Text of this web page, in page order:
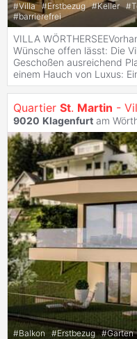
#Villa #Erstbezug #Keller #
#barrierefrei
VILLA
Wünsche offen lässt: Die
Geschoßen ausreichend
einem Hauch von Luxus:
Quartier St. Martin -
9020 Klagenfurt am
#Balkon #Erstbezug #Garten